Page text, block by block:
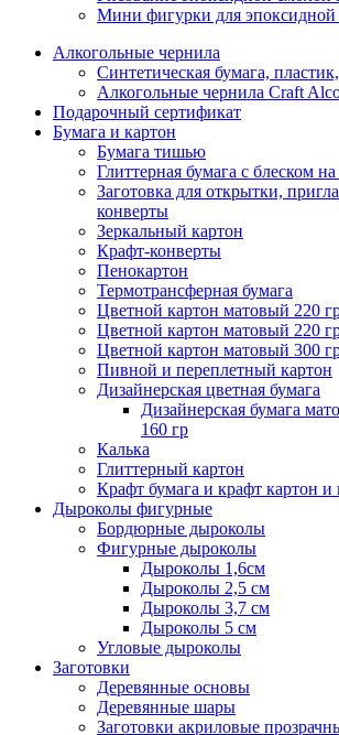
Мини фигурки для
Алкогольные чернила
Синтетическая бумага,
Алкогольные чернила Craft
Подарочный сертификат
Бумага и картон
Бумага тишью
Глиттерная бумага с блеском
Заготовка для открытки,
конверты
Зеркальный картон
Крафт-конверты
Пенокартон
Термотрансферная бумага
Цветной картон матовый 220
Цветной картон матовый 220
Цветной картон матовый 300
Пивной и переплетный картон
Дизайнерская цветная бумага
Дизайнерская бумага
160 гр
Калька
Глиттерный картон
Крафт бумага и крафт картон и
Дыроколы фигурные
Бордюрные дыроколы
Фигурные дыроколы
Дыроколы 1,6см
Дыроколы 2,5 см
Дыроколы 3,7 см
Дыроколы 5 см
Угловые дыроколы
Заготовки
Деревянные основы
Деревянные шары
Заготовки акриловые